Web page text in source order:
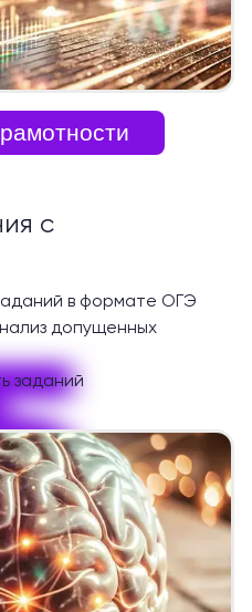
с
в формате ОГЭ
допущенных
заданий